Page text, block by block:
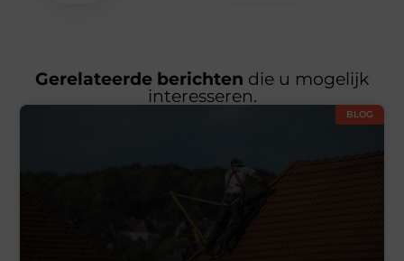
Gerelateerde berichten die u mogelijk
interesseren.
BLOG